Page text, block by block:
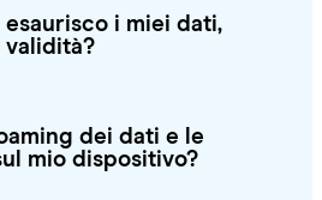
esaurisco i miei dati,
dei dati e le
mio dispositivo?